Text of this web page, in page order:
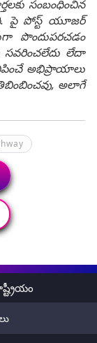
సంబంధించిన
పై పోస్ట్ యూజర్
సవరించలేదు లేదా
అభిప్రాయాలు
అలాగే